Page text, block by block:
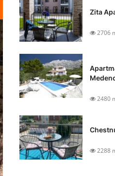
Zita
2706
2480
2288